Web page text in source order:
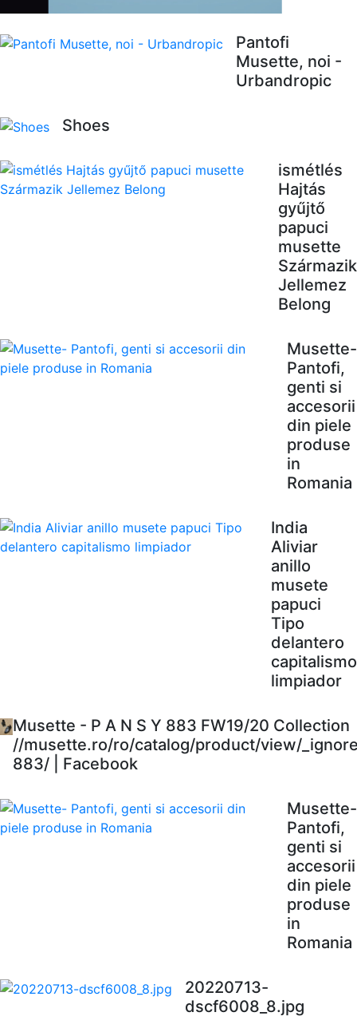
Pantofi
Musette, noi -
Urbandropic
Shoes
ismétlés
Hajtás
gyűjtő
papuci
musette
Származik
Jellemez
Belong
Musette-
Pantofi,
genti si
accesorii
din piele
produse
in
Romania
India
Aliviar
anillo
musete
papuci
Tipo
delantero
capitalismo
limpiador
Musette - P A N S Y 883 FW19/20 Collection
//musette.ro/ro/catalog/product/view/
883/ | Facebook
Musette-
Pantofi,
genti si
accesorii
din piele
produse
in
Romania
20220713-
dscf6008_8.jpg